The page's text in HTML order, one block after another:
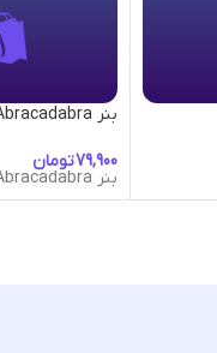
بنر Abracadabra
تومان
بنر Abracadabra